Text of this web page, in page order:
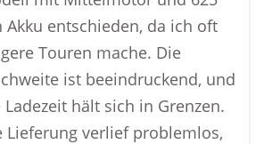
Akku entschieden, da ich oft
Touren mache. Die
ist beeindruckend, und
Ladezeit hält sich in Grenzen.
Lieferung verlief problemlos,